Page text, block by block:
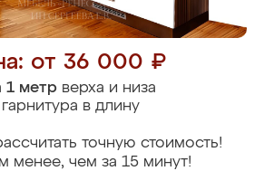
от 36 000 ₽
1 метрверха и низа
гарнитура в длину
точную стоимость!
менее, чем за 15 минут!